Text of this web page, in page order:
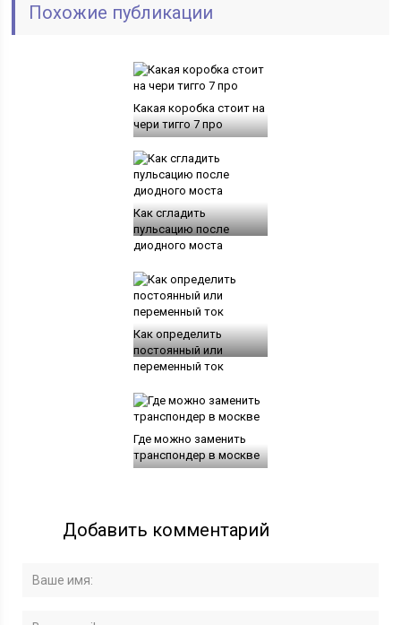
Похожие публикации
Какая коробка стоит на
чери тигго 7 про
Как сгладить
пульсацию после
диодного моста
Как определить
постоянный или
переменный ток
Где можно заменить
транспондер в москве
Добавить комментарий